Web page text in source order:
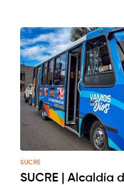
SUCRE
SUCRE | Alcaldía